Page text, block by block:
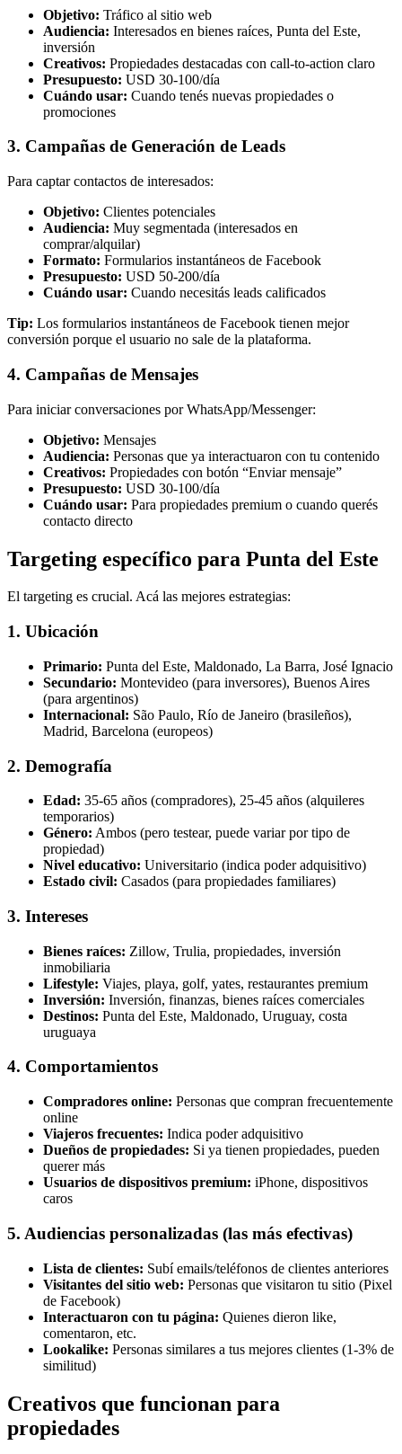
Objetivo: Tráfico al sitio web
Audiencia: Interesados en bienes raíces, Punta del Este,
inversión
Creativos: Propiedades destacadas con call-to-action claro
Presupuesto: USD 30-100/día
Cuándo usar: Cuando tenés nuevas propiedades o
promociones
3. Campañas de Generación de Leads
Para captar contactos de interesados:
Objetivo: Clientes potenciales
Audiencia: Muy segmentada (interesados en
comprar/alquilar)
Formato: Formularios instantáneos de Facebook
Presupuesto: USD 50-200/día
Cuándo usar: Cuando necesitás leads calificados
Tip: Los formularios instantáneos de Facebook tienen mejor
conversión porque el usuario no sale de la plataforma.
4. Campañas de Mensajes
Para iniciar conversaciones por WhatsApp/Messenger:
Objetivo: Mensajes
Audiencia: Personas que ya interactuaron con tu contenido
Creativos: Propiedades con botón “Enviar mensaje”
Presupuesto: USD 30-100/día
Cuándo usar: Para propiedades premium o cuando querés
contacto directo
Targeting específico para Punta del Este
El targeting es crucial. Acá las mejores estrategias:
1. Ubicación
Primario: Punta del Este, Maldonado, La Barra, José Ignacio
Secundario: Montevideo (para inversores), Buenos Aires
(para argentinos)
Internacional: São Paulo, Río de Janeiro (brasileños),
Madrid, Barcelona (europeos)
2. Demografía
Edad: 35-65 años (compradores), 25-45 años (alquileres
temporarios)
Género: Ambos (pero testear, puede variar por tipo de
propiedad)
Nivel educativo: Universitario (indica poder adquisitivo)
Estado civil: Casados (para propiedades familiares)
3. Intereses
Bienes raíces: Zillow, Trulia, propiedades, inversión
inmobiliaria
Lifestyle: Viajes, playa, golf, yates, restaurantes premium
Inversión: Inversión, finanzas, bienes raíces comerciales
Destinos: Punta del Este, Maldonado, Uruguay, costa
uruguaya
4. Comportamientos
Compradores online: Personas que compran frecuentemente
online
Viajeros frecuentes: Indica poder adquisitivo
Dueños de propiedades: Si ya tienen propiedades, pueden
querer más
Usuarios de dispositivos premium: iPhone, dispositivos
caros
5. Audiencias personalizadas (las más efectivas)
Lista de clientes: Subí emails/teléfonos de clientes anteriores
Visitantes del sitio web: Personas que visitaron tu sitio (Pixel
de Facebook)
Interactuaron con tu página: Quienes dieron like,
comentaron, etc.
Lookalike: Personas similares a tus mejores clientes (1-3% de
similitud)
Creativos que funcionan para
propiedades